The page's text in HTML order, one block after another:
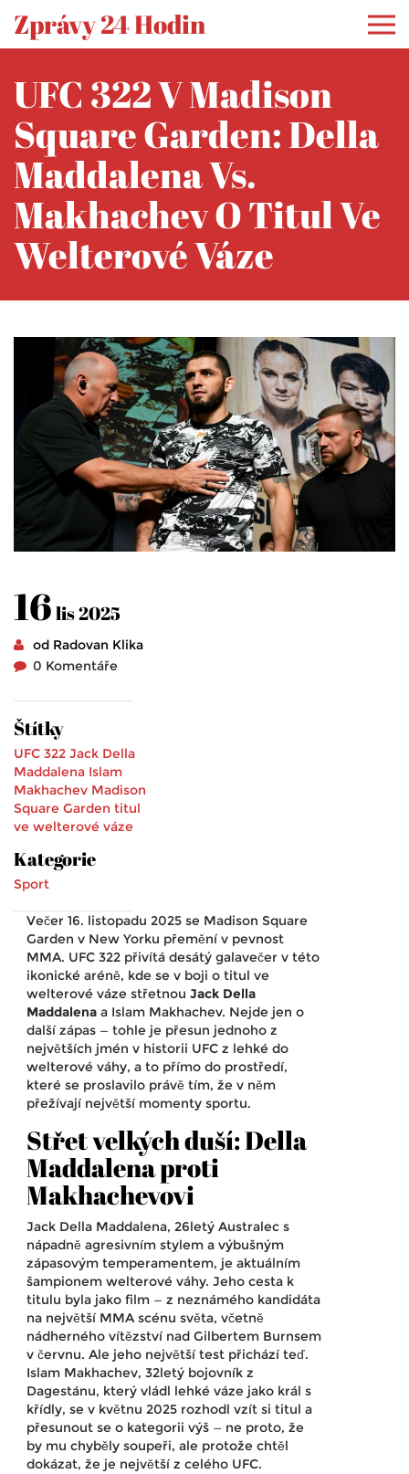
Zprávy 24 Hodin
UFC 322 V Madison
Square Garden: Della
Maddalena Vs.
Makhachev O Titul Ve
Welterové Váze
16lis 2025
od Radovan Klika
0 Komentáře
Štítky
UFC 322 Jack Della
Maddalena Islam
Makhachev Madison
Square Garden titul
ve welterové váze
Kategorie
Sport
Večer 16. listopadu 2025 se Madison Square
Garden v New Yorku přemění v pevnost
MMA. UFC 322 přivítá desátý galavečer v této
ikonické aréně, kde se v boji o titul ve
welterové váze střetnou Jack Della
Maddalena a Islam Makhachev. Nejde jen o
další zápas — tohle je přesun jednoho z
největších jmén v historii UFC z lehké do
welterové váhy, a to přímo do prostředí,
které se proslavilo právě tím, že v něm
přežívají největší momenty sportu.
Střet velkých duší: Della
Maddalena proti
Makhachevovi
Jack Della Maddalena, 26letý Australec s
nápadně agresivním stylem a výbušným
zápasovým temperamentem, je aktuálním
šampionem welterové váhy. Jeho cesta k
titulu byla jako film — z neznámého kandidáta
na největší MMA scénu světa, včetně
nádherného vítězství nad Gilbertem Burnsem
v červnu. Ale jeho největší test přichází teď.
Islam Makhachev, 32letý bojovník z
Dagestánu, který vládl lehké váze jako král s
křídly, se v květnu 2025 rozhodl vzít si titul a
přesunout se o kategorii výš — ne proto, že
by mu chyběly soupeři, ale protože chtěl
dokázat, že je největší z celého UFC.